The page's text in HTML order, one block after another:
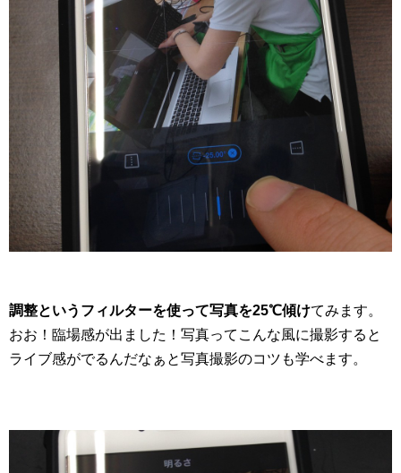
調整というフィルターを使って写真を25℃傾けてみます。
おお！臨場感が出ました！写真ってこんな風に撮影すると
ライブ感がでるんだなぁと写真撮影のコツも学べます。